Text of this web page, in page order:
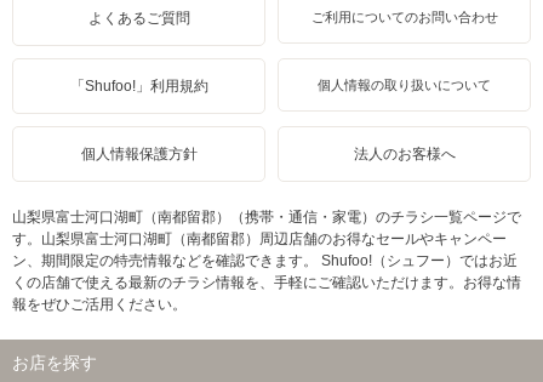
よくあるご質問 ご利用についてのお問い合わせ
「Shufoo!」利用規約 個人情報の取り扱いについて
個人情報保護方針 法人のお客様へ
山梨県富士河口湖町（南都留郡）（携帯・通信・家電）のチラシ一覧ページで
す。山梨県富士河口湖町（南都留郡）周辺店舗のお得なセールやキャンペー
ン、期間限定の特売情報などを確認できます。 Shufoo!（シュフー）ではお近
くの店舗で使える最新のチラシ情報を、手軽にご確認いただけます。お得な情
報をぜひご活用ください。
お店を探す